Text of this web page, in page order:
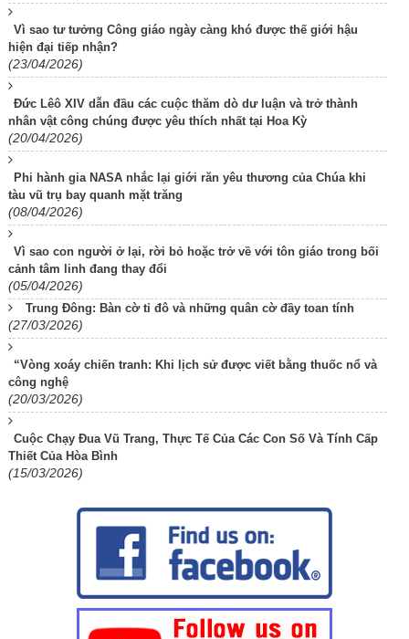
Vì sao tư tưởng Công giáo ngày càng khó được thế giới hậu
hiện đại tiếp nhận?
(23/04/2026)
Đức Lêô XIV dẫn đầu các cuộc thăm dò dư luận và trở thành
nhân vật công chúng được yêu thích nhất tại Hoa Kỳ
(20/04/2026)
Phi hành gia NASA nhắc lại giới răn yêu thương của Chúa khi
tàu vũ trụ bay quanh mặt trăng
(08/04/2026)
Vì sao con người ở lại, rời bỏ hoặc trở về với tôn giáo trong bối
cảnh tâm linh đang thay đổi
(05/04/2026)
Trung Đông: Bàn cờ tỉ đô và những quân cờ đầy toan tính
(27/03/2026)
“Vòng xoáy chiến tranh: Khi lịch sử được viết bằng thuốc nổ và
công nghệ
(20/03/2026)
Cuộc Chạy Đua Vũ Trang, Thực Tế Của Các Con Số Và Tính Cấp
Thiết Của Hòa Bình
(15/03/2026)